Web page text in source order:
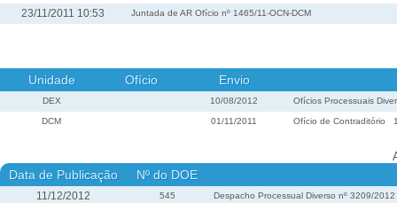
23/11/2011 10:53 Juntada de AR Ofício nº 1465/11-OCN-DCM
Unidade Ofício Envio
DEX 10/08/2012 Ofícios Processuais
DCM 01/11/2011 Ofício de Contraditório
Data de Publicação Nº do DOE
11/12/2012 545 Despacho Processual Diverso nº 3209/2012